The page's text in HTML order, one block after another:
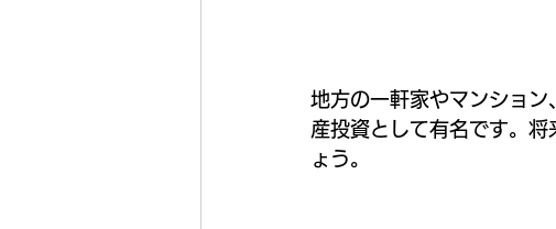
地方の一軒家やマンショ
産投資として有名です。
ょう。